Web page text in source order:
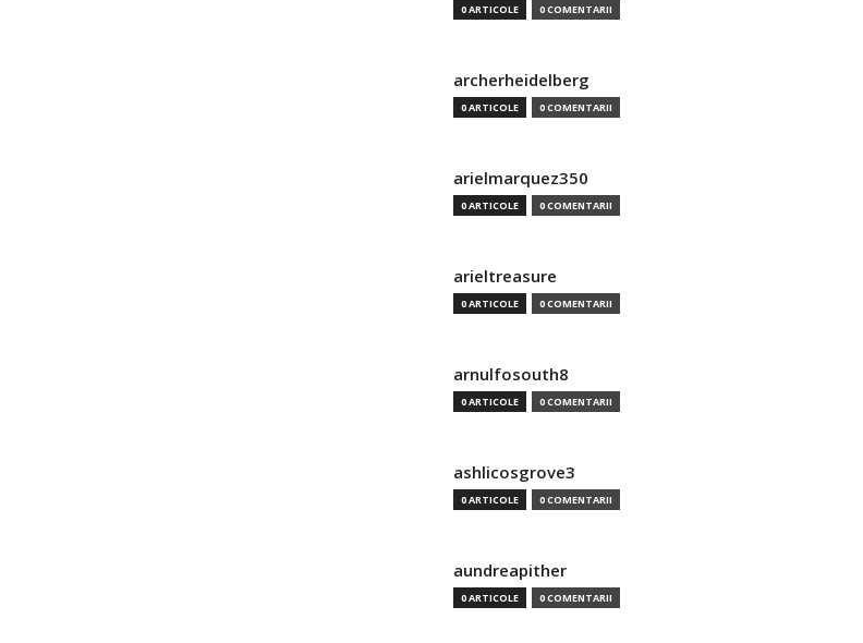
0 ARTICOLE 0 COMENTARII
archerheidelberg
0 ARTICOLE 0 COMENTARII
arielmarquez350
0 ARTICOLE 0 COMENTARII
arieltreasure
0 ARTICOLE 0 COMENTARII
arnulfosouth8
0 ARTICOLE 0 COMENTARII
ashlicosgrove3
0 ARTICOLE 0 COMENTARII
aundreapither
0 ARTICOLE 0 COMENTARII